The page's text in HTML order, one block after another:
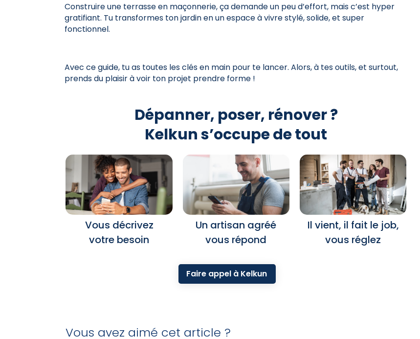
Construire une terrasse en maçonnerie, ça demande un peu d’effort, mais c’est hyper
gratifiant. Tu transformes ton jardin en un espace à vivre stylé, solide, et super
fonctionnel.
Avec ce guide, tu as toutes les clés en main pour te lancer. Alors, à tes outils, et surtout,
prends du plaisir à voir ton projet prendre forme !
Dépanner, poser, rénover ?
Kelkun s’occupe de tout
Vous décrivez
votre besoin
Un artisan agréé
vous répond
Il vient, il fait le job,
vous réglez
Faire appel à Kelkun
Vous avez aimé cet article ?